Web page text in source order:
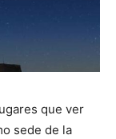
que ver
sede de la